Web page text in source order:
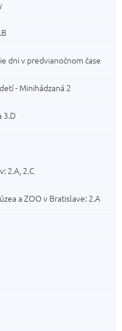
dni v predvianočnom čase
- Minihádzaná 2
3.D
2.A, 2.C
a ZOO v Bratislave: 2.A